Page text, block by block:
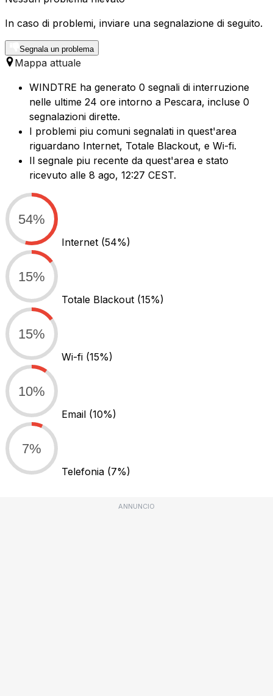
In caso di problemi, inviare una segnalazione di seguito.
Segnala un problema
Mappa attuale
WINDTRE ha generato 0 segnali di interruzione
nelle ultime 24 ore intorno a Pescara, incluse 0
segnalazioni dirette.
I problemi piu comuni segnalati in quest'area
riguardano Internet, Totale Blackout, e Wi-fi.
Il segnale piu recente da quest'area e stato
ricevuto alle 8 ago, 12:27 CEST.
54%
Internet (54%)
15%
Totale Blackout (15%)
15%
Wi-fi (15%)
10%
Email (10%)
7%
Telefonia (7%)
ANNUNCIO